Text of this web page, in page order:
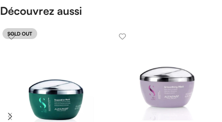
Découvrez aussi
SOLD OUT